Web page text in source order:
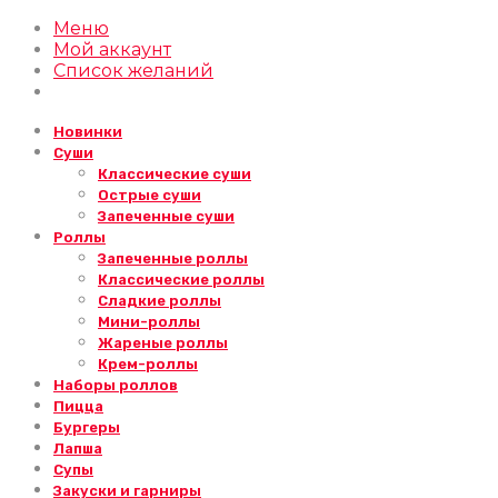
Меню
Мой аккаунт
Список желаний
Новинки
Суши
Классические суши
Острые суши
Запеченные суши
Роллы
Запеченные роллы
Классические роллы
Сладкие роллы
Мини-роллы
Жареные роллы
Крем-роллы
Наборы роллов
Пицца
Бургеры
Лапша
Супы
Закуски и гарниры